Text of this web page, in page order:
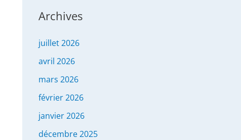
Archives
juillet 2026
avril 2026
mars 2026
février 2026
janvier 2026
décembre 2025